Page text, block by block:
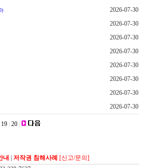
2026-07-30
2026-07-30
2026-07-30
2026-07-30
2026-07-30
2026-07-30
2026-07-30
2026-07-30
19 20
내 저작권 침해사례
[신고/문의]